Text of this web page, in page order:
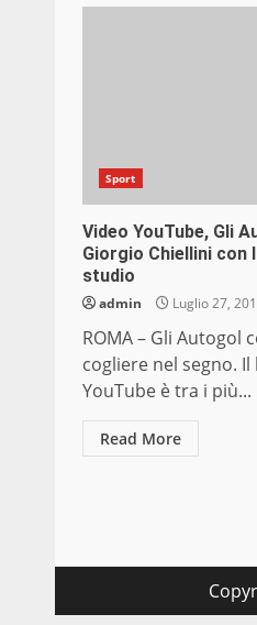
Sport
Video YouTube, Gli
Giorgio Chiellini con
studio
admin Luglio 27,
ROMA – Gli Autogol
cogliere nel segno.
YouTube è tra i più...
Read More